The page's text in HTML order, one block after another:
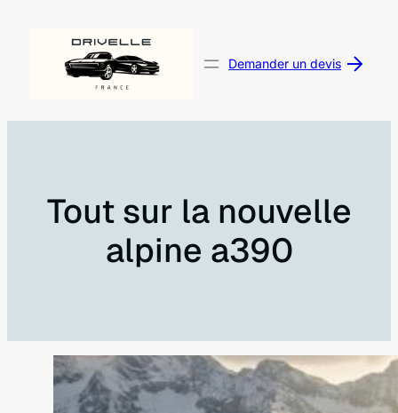
Demander un devis
Tout sur la nouvelle
alpine a390